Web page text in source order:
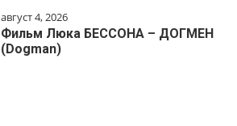
август 4, 2026
Фильм Люка БЕССОНА – ДОГМЕН
(Dogman)